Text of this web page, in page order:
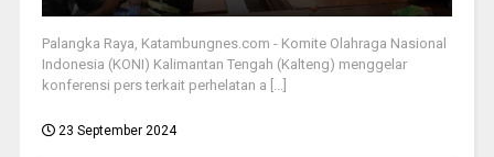
Palangka Raya, Katambungnes.com - Komite Olahraga Nasional
Indonesia (KONI) Kalimantan Tengah (Kalteng) menggelar
konferensi pers terkait perhelatan a [...]
23 September 2024